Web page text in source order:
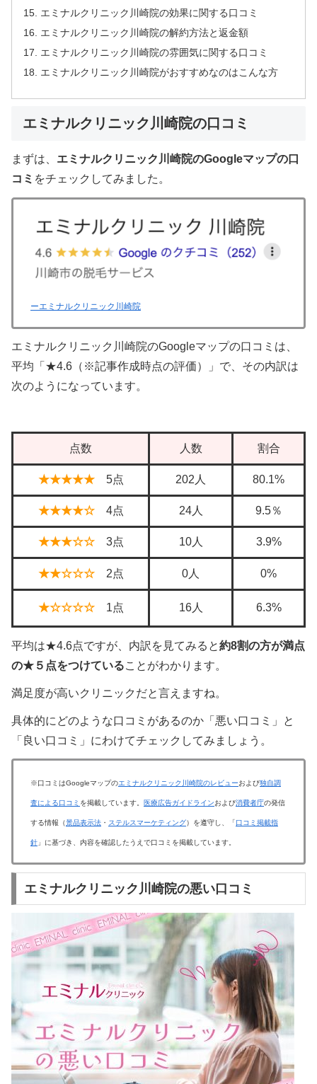
エミナルクリニック川崎院の効果に関する口コミ
エミナルクリニック川崎院の解約方法と返金額
エミナルクリニック川崎院の雰囲気に関する口コミ
エミナルクリニック川崎院がおすすめなのはこんな方
エミナルクリニック川崎院の口コミ
まずは、 エミナルクリニック川崎院のGoogleマップの口
コミ をチェックしてみました。
ーエミナルクリニック川崎院
エミナルクリニック川崎院のGoogleマップの口コミは、
平均「★4.6（※記事作成時点の評価）」で、その内訳は
次のようになっています。
点数 人数 割合
★★★★★ 5点 202人 80.1%
★★★★☆ 4点 24人 9.5％
★★★☆☆ 3点 10人 3.9%
★★☆☆☆ 2点 0人 0%
★☆☆☆☆ 1点 16人 6.3%
平均は★4.6点ですが、内訳を見てみると約8割の方が満点
の★５点をつけていることがわかります。
満足度が高いクリニックだと言えますね。
具体的にどのような口コミがあるのか「悪い口コミ」と
「良い口コミ」にわけてチェックしてみましょう。
※口コミはGoogleマップのエミナルクリニック川崎院のレビューおよび独自調
査による口コミ を掲載しています。 医療広告ガイドラインおよび消費者庁の発信
する情報（景品表示法 ・ ステルスマーケティング）を遵守し、「口コミ掲載指
針 」に基づき、内容を確認したうえで口コミを掲載しています。
エミナルクリニック川崎院の悪い口コミ